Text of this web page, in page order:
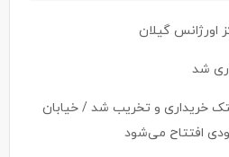
اورژانس گیلان
شد
خریداری و تخریب شد / خیابان